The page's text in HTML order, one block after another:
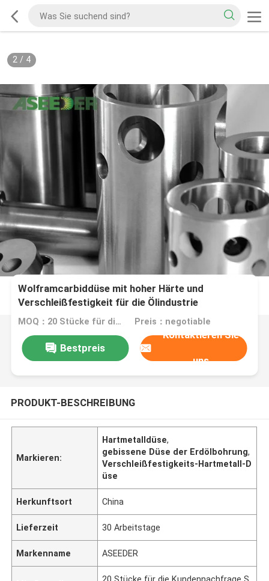
2/ 4
Wolframcarbiddüse mit hoher Härte und
Verschleißfestigkeit für die Ölindustrie
MOQ：20 Stücke für die Kundennachfrage Standardpaket- Preis：negotiable
Bestpreis
Kontaktieren Sie
uns
PRODUKT-BESCHREIBUNG
Markieren:
Hartmetalldüse,
gebissene Düse der Erdölbohrung,
Verschleißfestigkeits-Hartmetall-D
üse
Herkunftsort China
Lieferzeit 30 Arbeitstage
Markenname ASEEDER
20 Stücke für die Kundennachfrage S